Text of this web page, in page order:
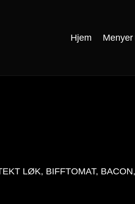
Hjem Menyer
LØK, BIFFTOMAT,